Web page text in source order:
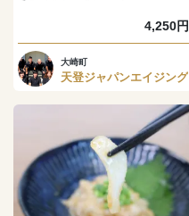
4,250円
大崎町
天登ジャパンエイジング